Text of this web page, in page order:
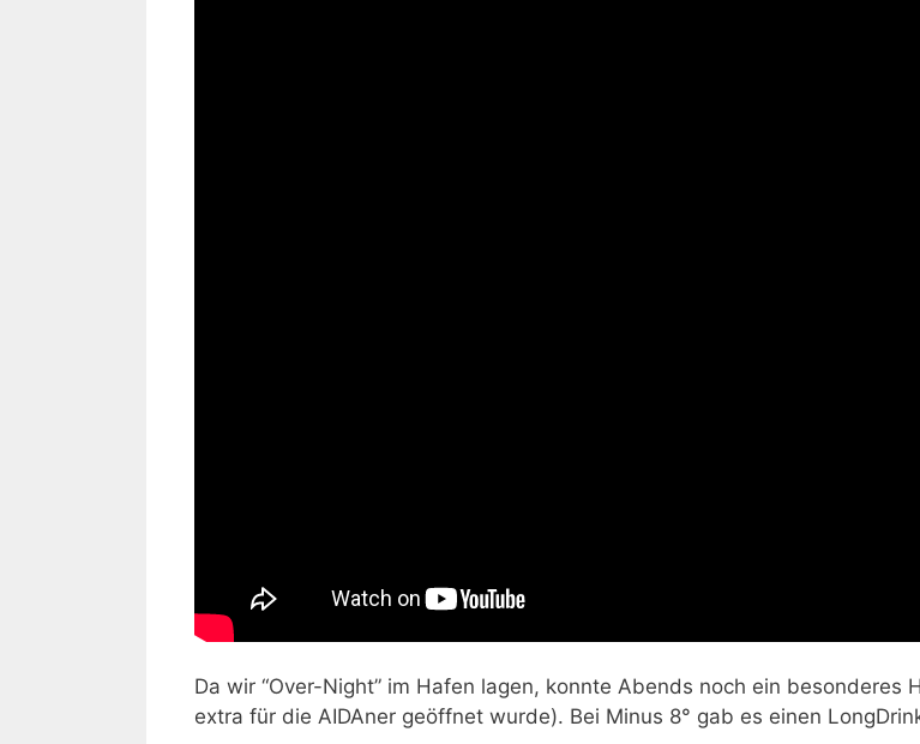
Da wir “Over-Night” im Hafen lagen, konnte Abends noch ein besonderes
extra für die AIDAner geöffnet wurde). Bei Minus 8° gab es einen